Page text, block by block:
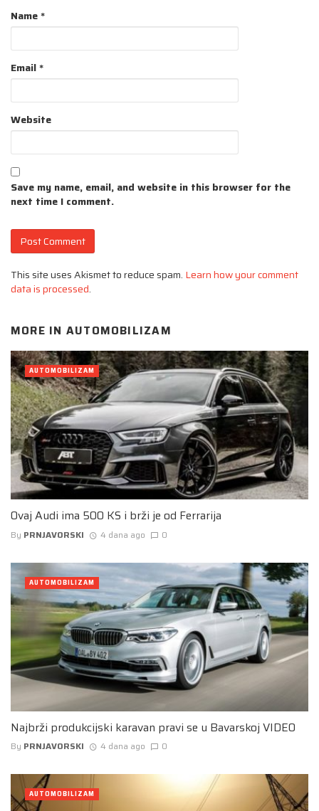
Name*
Email*
Website
Save my name, email, and website in this browser for the
next time I comment.
This site uses Akismet to reduce spam. Learn how your comment
data is processed.
MORE IN AUTOMOBILIZAM
Ovaj Audi ima 500 KS i brži je od Ferrarija
By PRNJAVORSKI 4 dana ago 0
AUTOMOBILIZAM
Najbrži produkcijski karavan pravi se u Bavarskoj VIDEO
By PRNJAVORSKI 4 dana ago 0
AUTOMOBILIZAM
AUTOMOBILIZAM